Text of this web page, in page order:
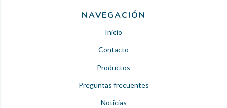
NAVEGACIÓN
Inicio
Contacto
Productos
Preguntas frecuentes
Noticias